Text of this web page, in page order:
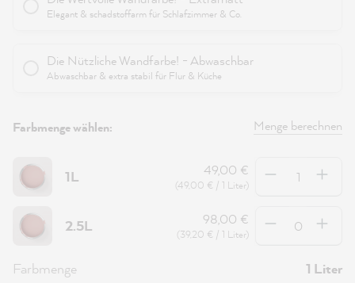
Elegant & schadstoffarm für Schlafzimmer & Co.
Die Nützliche Wandfarbe! - Abwaschbar
Abwaschbar & extra stabil für Flur & Küche
Farbmenge wählen: Menge berechnen
1L 49,00 €
(49,00 € / 1 Liter)
2.5L 98,00 €
(39,20 € / 1 Liter)
Farbmenge
1 Liter